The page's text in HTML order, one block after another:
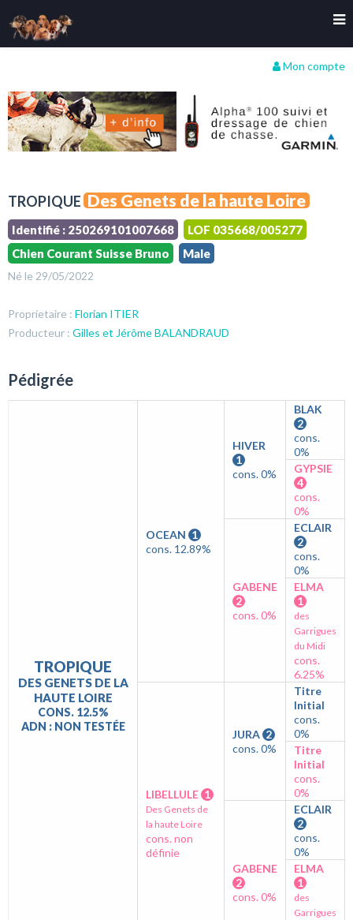
Mon compte
TROPIQUE Des Genets de la haute Loire
Identifié : 250269101007668
LOF 035668/005277
Chien Courant Suisse Bruno
Male
Né le 29/05/2022
Proprietaire : Florian ITIER
Producteur : Gilles et Jérôme BALANDRAUD
Pédigrée
TROPIQUE
DES GENETS DE LA
HAUTE LOIRE
CONS. 12.5%
ADN : NON TESTÉE
OCEAN 1
cons. 12.89%
HIVER
1
cons. 0%
BLAK
2
cons.
0%
GYPSIE
4
cons.
0%
GABENE
2
cons. 0%
ECLAIR
2
cons.
0%
ELMA
1
des
Garrigues
du Midi
cons.
6.25%
LIBELLULE 1
Des Genets de
la haute Loire
cons. non
définie
JURA 2
cons. 0%
Titre
Initial
cons.
0%
Titre
Initial
cons.
0%
GABENE
2
cons. 0%
ECLAIR
2
cons.
0%
ELMA
1
des
Garrigues